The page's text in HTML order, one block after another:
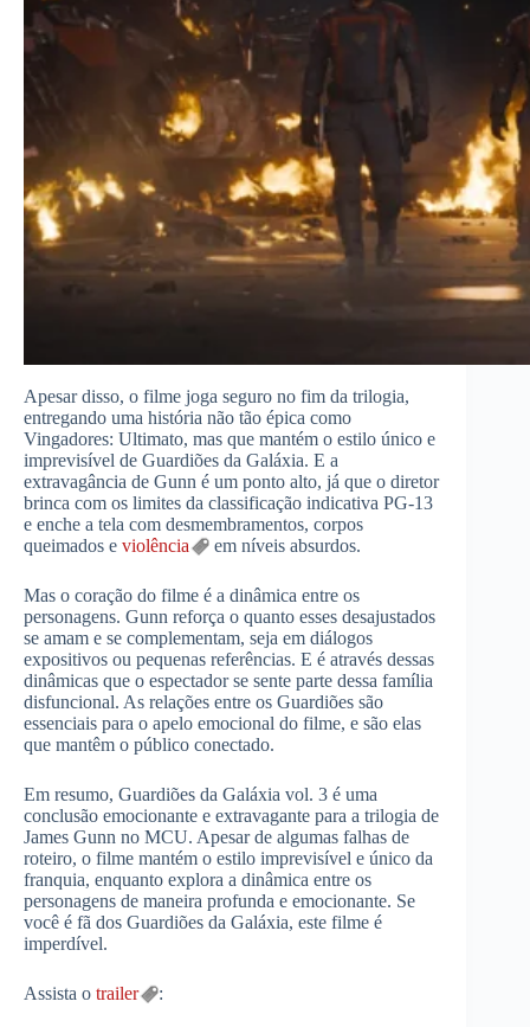
Apesar disso, o filme joga seguro no fim da trilogia,
entregando uma história não tão épica como
Vingadores: Ultimato, mas que mantém o estilo único e
imprevisível de Guardiões da Galáxia. E a
extravagância de Gunn é um ponto alto, já que o diretor
brinca com os limites da classificação indicativa PG-13
e enche a tela com desmembramentos, corpos
queimados e violência em níveis absurdos.
Mas o coração do filme é a dinâmica entre os
personagens. Gunn reforça o quanto esses desajustados
se amam e se complementam, seja em diálogos
expositivos ou pequenas referências. E é através dessas
dinâmicas que o espectador se sente parte dessa família
disfuncional. As relações entre os Guardiões são
essenciais para o apelo emocional do filme, e são elas
que mantêm o público conectado.
Em resumo, Guardiões da Galáxia vol. 3 é uma
conclusão emocionante e extravagante para a trilogia de
James Gunn no MCU. Apesar de algumas falhas de
roteiro, o filme mantém o estilo imprevisível e único da
franquia, enquanto explora a dinâmica entre os
personagens de maneira profunda e emocionante. Se
você é fã dos Guardiões da Galáxia, este filme é
imperdível.
Assista o trailer :